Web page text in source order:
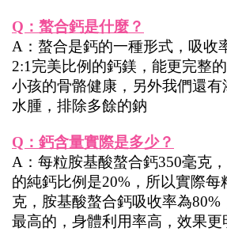
Q：螯合鈣是什麼？
A：螯合是鈣的一種形式，吸收
2:1完美比例的鈣鎂，能更完整
小孩的骨骼健康，另外我們還
水腫，排除多餘的鈉
Q：鈣含量實際是多少？
A：每粒胺基酸螯合鈣350毫克
的純鈣比例是20%，所以實際每
克，胺基酸螯合鈣吸收率為80%
最高的，身體利用率高，效果更